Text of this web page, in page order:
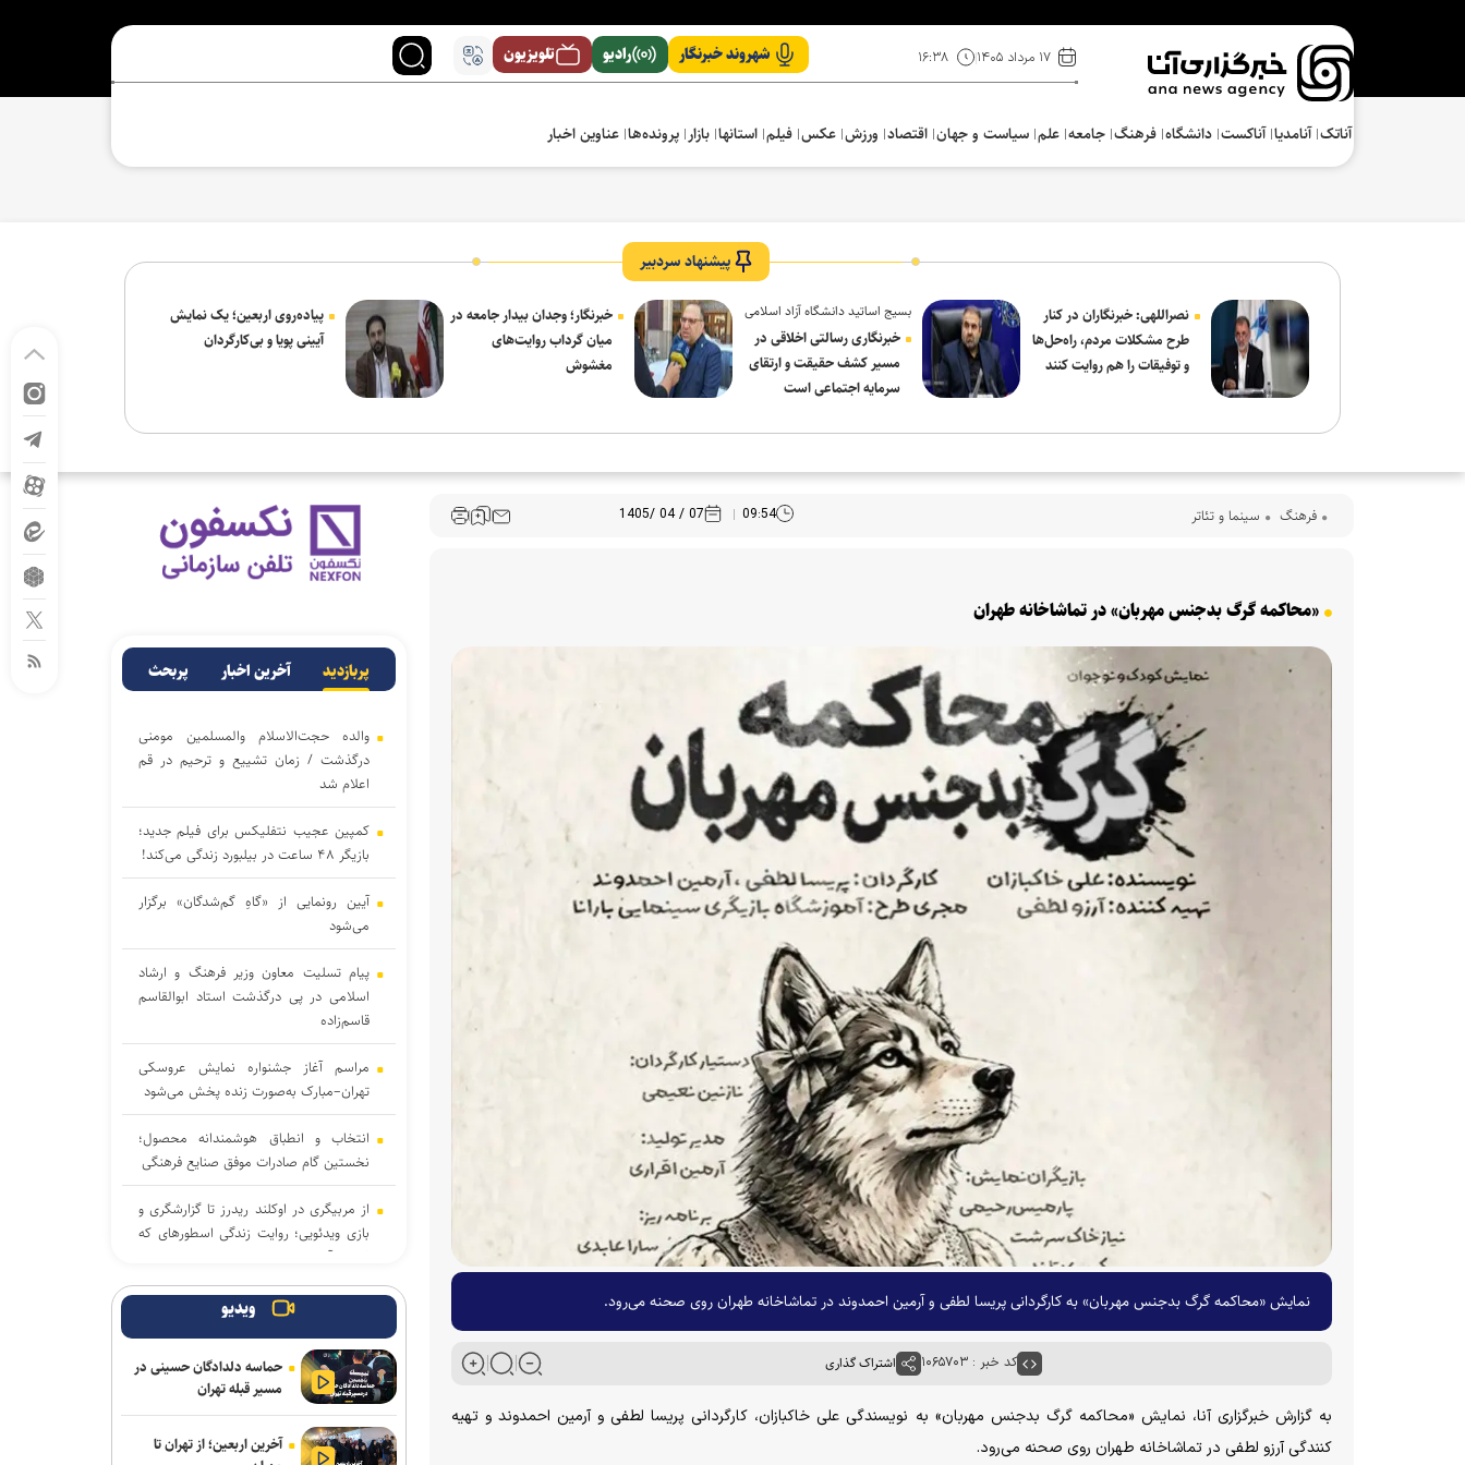
۱۷ مرداد ۱۴۰۵ ۱۶:۳۸ شهروند خبرنگار رادیو تلویزیون
آناتک آنامدیا آناکست دانشگاه فرهنگ‌ جامعه علم سیاست و جهان اقتصاد ورزش عکس فیلم استانها بازار پرونده‌ها عناوین اخبار
پیشنهاد سردبیر
نصراللهی: خبرنگاران در کنار
طرح مشکلات مردم، راه‌حل‌ها
و توفیقات را هم روایت کنند
بسیج اساتید دانشگاه آزاد اسلامی
در پیام روز خبرنگار:
خبرنگاری رسالتی اخلاقی در
مسیر کشف حقیقت و ارتقای
سرمایه اجتماعی است
خبرنگار؛ وجدان بیدار جامعه در
میان گرداب روایت‌های
مغشوش
پیاده‌روی اربعین؛ یک نمایش
آیینی پویا و بی‌کارگردان
فرهنگ‌ سینما و تئاتر 09:54
07 / 04 /1405
«محاکمه گرگ بدجنس مهربان» در تماشاخانه طهران
نمایش «محاکمه گرگ بدجنس مهربان» به کارگردانی پریسا لطفی و آرمین احمدوند در تماشاخانه طهران روی صحنه می‌رود.
کد خبر : ۱۰۶۵۷۰۳ اشتراک گذاری
به گزارش خبرگزاری آنا، نمایش «محاکمه گرگ بدجنس مهربان» به نویسندگی علی خاکبازان، کارگردانی پریسا لطفی و آرمین احمدوند و تهیه
کنندگی آرزو لطفی در تماشاخانه طهران روی صحنه می‌رود.
پربازدید آخرین اخبار پربحث
والده حجت‌الاسلام والمسلمین مومنی
درگذشت / زمان تشییع و ترحیم در قم
اعلام شد
کمپین عجیب نتفلیکس برای فیلم جدید؛
بازیگر ۴۸ ساعت در بیلبورد زندگی می‌کند!
آیین رونمایی از «گاهِ گم‌شدگان» برگزار
می‌شود
پیام تسلیت معاون وزیر فرهنگ و ارشاد
اسلامی در پی درگذشت استاد ابوالقاسم
قاسم‌زاده
مراسم آغاز جشنواره نمایش عروسکی
تهران–مبارک به‌صورت زنده پخش می‌شود
انتخاب و انطباق هوشمندانه محصول؛
نخستین گام صادرات موفق صنایع فرهنگی
از مربیگری در اوکلند ریدرز تا گزارشگری و
بازی ویدئویی؛ روایت زندگی اسطورهای که
فوتبال آمریکایی را متحول کرد
«کوکوملون: فیلم سینمایی» با تریلری
برندهٔ گرمی در کنار جی‌جی
انتشار نمایشنامه رادیویی «یاغی»
پیام‌های روز خبرنگار نهادهای فرهنگی و
ویدیو
حماسه دلدادگان حسینی در
مسیر قبله تهران
آخرین اربعین؛ از تهران تا